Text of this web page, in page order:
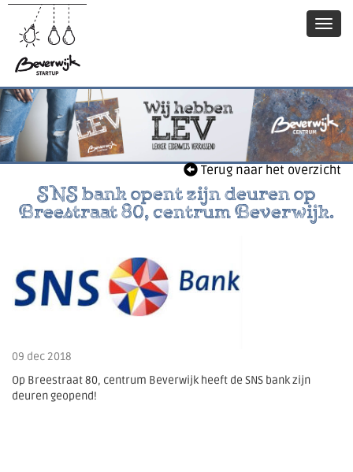
Terug naar het overzicht
SNS bank opent zijn deuren op
Breestraat 80, centrum Beverwijk.
09 dec 2018
Op Breestraat 80, centrum Beverwijk heeft de SNS bank zijn
deuren geopend!